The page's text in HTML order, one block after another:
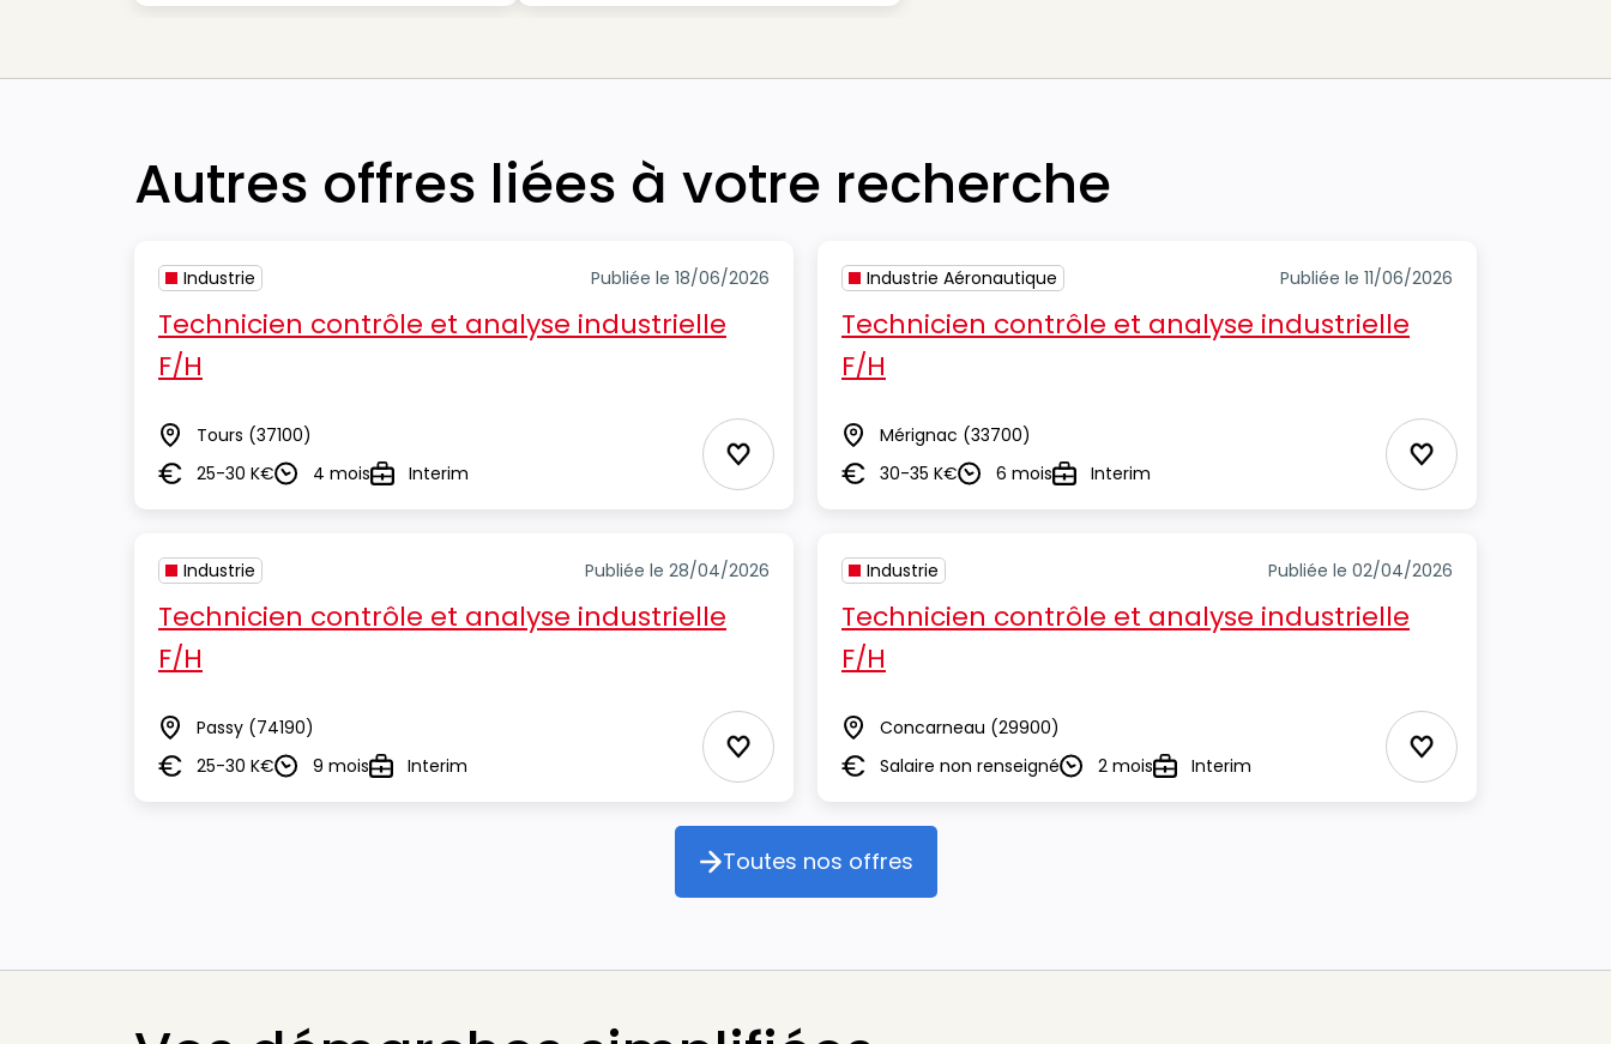
Autres offres liées à votre recherche
Industrie Publiée le 18/06/2026
Technicien contrôle et analyse industrielle
F/H
Lieu Tours (37100)
Salaire25-30 K€Durée4 moisTypeInterim Ajouter aux Favoris
Industrie Aéronautique Publiée le 11/06/2026
Technicien contrôle et analyse industrielle
F/H
Lieu Mérignac (33700)
Salaire30-35 K€Durée6 moisTypeInterim Ajouter aux
Industrie Publiée le 28/04/2026
Technicien contrôle et analyse industrielle
F/H
Lieu Passy (74190)
Salaire25-30 K€Durée9 moisTypeInterim Ajouter aux Favoris
Industrie Publiée le 02/04/2026
Technicien contrôle et analyse industrielle
F/H
Lieu Concarneau (29900)
SalaireSalaire non renseignéDurée2 moisTypeInterim Ajouter aux
Toutes nos offres
Toutes nos offres